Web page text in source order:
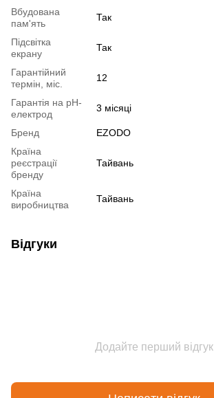
Вбудована
пам'ять
Так
Підсвітка
екрану
Так
Гарантійний
термін, міс.
12
Гарантія на pH-
електрод
3 місяці
Бренд
EZODO
Країна
реєстрації
бренду
Тайвань
Країна
виробництва
Тайвань
Відгуки
Додайте перший відгук